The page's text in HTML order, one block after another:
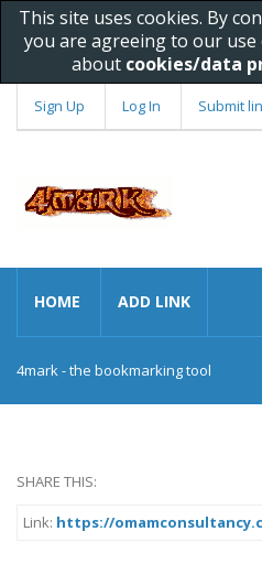
This site uses cookies. By
you are agreeing to our use
about cookies/data
Sign Up Log In Submit
HOME ADD LINK
4mark - the bookmarking tool
SHARE THIS:
Link: https://